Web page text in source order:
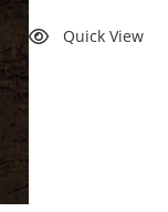
Quick View